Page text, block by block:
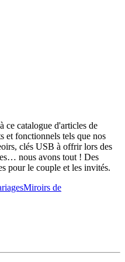
ce catalogue d'articles de
et fonctionnels tels que nos
clés USB à offrir lors des
nous avons tout ! Des
pour le couple et les invités.
Miroirs de